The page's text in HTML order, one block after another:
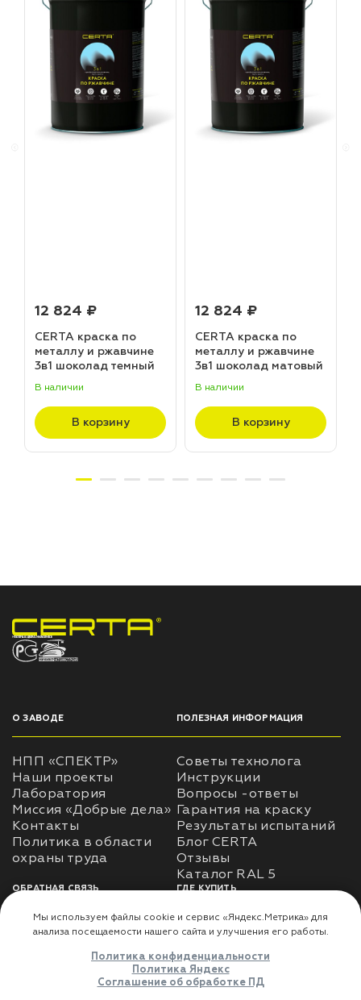
12 824 ₽
CERTA краска по
металлу и ржавчине
3в1 шоколад темный
(20,0кг)
В наличии
В корзину
12 824 ₽
CERTA краска по
металлу и ржавчине
3в1 шоколад матовый
В наличии
В корзину
НПП «СПЕКТР» ЗАВОД ЛАКОКРАСОЧНЫХ МАТЕРИАЛОВ
О ЗАВОДЕ
НПП «СПЕКТР»
Наши проекты
Лаборатория
Миссия «Добрые дела»
Контакты
Политика в области
ПОЛЕЗНАЯ ИНФОРМАЦИЯ
Советы технолога
Инструкции
Вопросы -ответы
Гарантия на краску
Результаты испытаний
Блог CERTA
Отзывы
Каталог RAL 5
ОБРАТНАЯ СВЯЗЬ
Использование
использования личных
ГДЕ КУПИТЬ
Доставка
Где купить